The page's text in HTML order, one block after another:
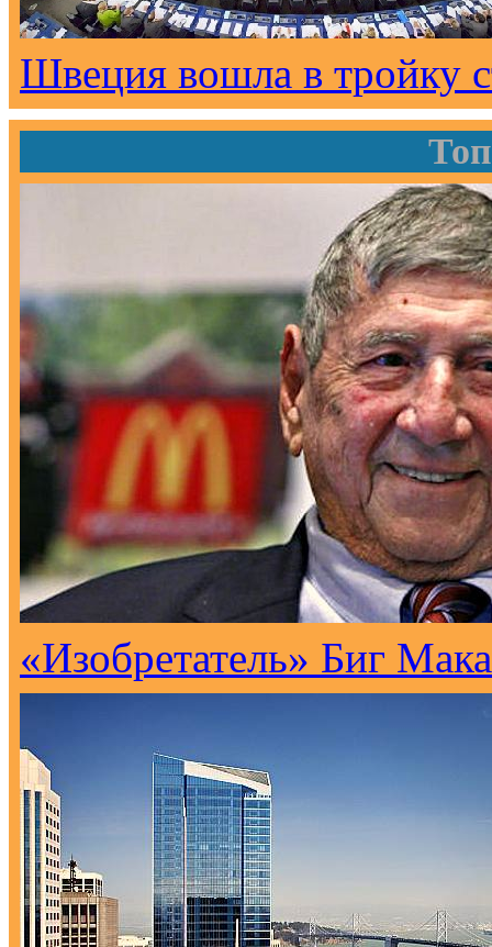
Швеция вошла в тройку
«Изобретатель» Биг